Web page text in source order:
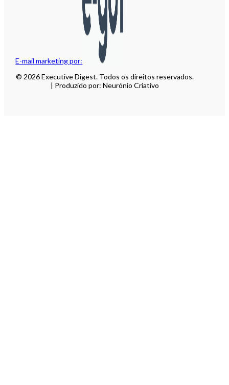
E-mail marketing por:
© 2026 Executive Digest. Todos os direitos reservados.
| Produzido por: Neurónio Criativo